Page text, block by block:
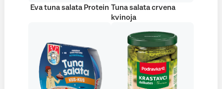
Eva tuna salata Protein Tuna salata crvena
kvinoja